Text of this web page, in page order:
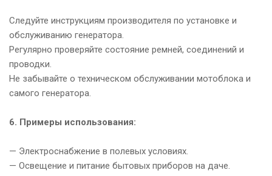
Следуйте инструкциям производителя по установке и
обслуживанию генератора.
Регулярно проверяйте состояние ремней, соединений и
проводки.
Не забывайте о техническом обслуживании мотоблока и
самого генератора.
6. Примеры использования:
— Электроснабжение в полевых условиях.
— Освещение и питание бытовых приборов на даче.